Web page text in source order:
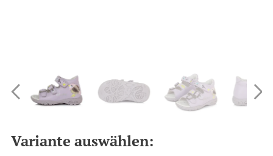
Variante auswählen: